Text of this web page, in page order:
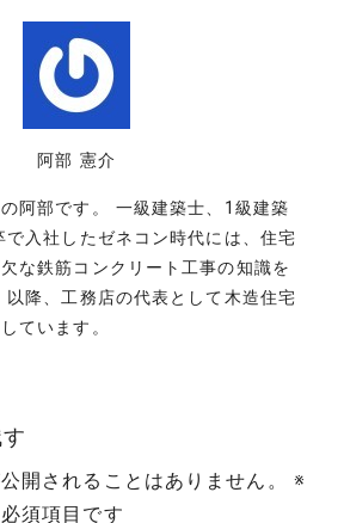
阿部 憲介
阿部です。 一級建築士、1級建築
入社したゼネコン時代には、住宅
な鉄筋コンクリート工事の知識を
降、工務店の代表として木造住宅
ています。
開されることはありません。
※
須項目です